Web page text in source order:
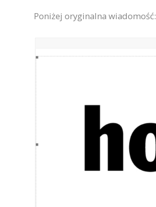
Poniżej oryginalna wiadomość: